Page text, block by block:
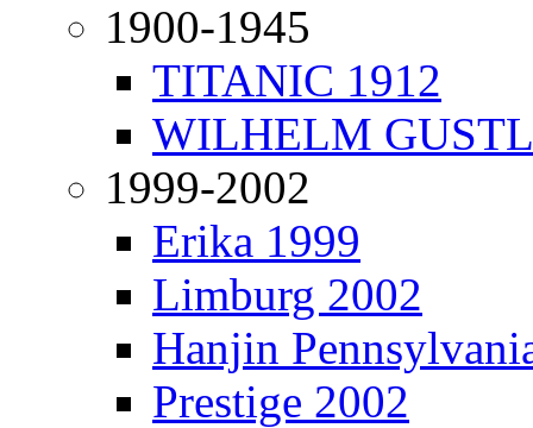
1900-1945
TITANIC 1912
WILHELM
1999-2002
Erika 1999
Limburg 2002
Hanjin
Prestige 2002